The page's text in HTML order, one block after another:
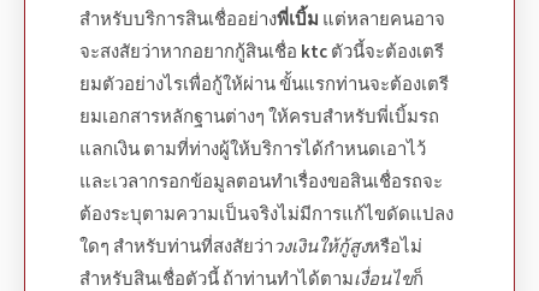
สำหรับบริการสินเชื่ออย่างพี่เบิ้ม แต่หลายคนอาจ
จะสงสัยว่าหากอยากกู้สินเชื่อ ktc ตัวนี้จะต้องเตรี
ยมตัวอย่างไรเพื่อกู้ให้ผ่าน ขั้นแรกท่านจะต้องเตรี
ยมเอกสารหลักฐานต่างๆ ให้ครบสำหรับพี่เบิ้มรถ
แลกเงิน ตามที่ท่างผู้ให้บริการได้กำหนดเอาไว้
และเวลากรอกข้อมูลตอนทำเรื่องขอสินเชื่อรถจะ
ต้องระบุตามความเป็นจริงไม่มีการแก้ไขดัดแปลง
ใดๆ สำหรับท่านที่สงสัยว่าวงเงินให้กู้สูงหรือไม่
สำหรับสินเชื่อตัวนี้ ถ้าท่านทำได้ตามเงื่อนไขก็